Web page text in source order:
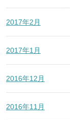
2017年2月
2017年1月
2016年12月
2016年11月